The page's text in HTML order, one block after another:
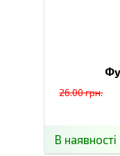
26.00 грн.
В наявності